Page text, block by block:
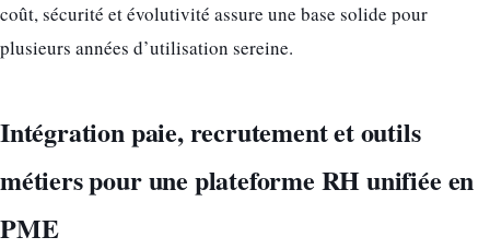
coût, sécurité et évolutivité assure une base solide pour
plusieurs années d’utilisation sereine.
Intégration paie, recrutement et outils
métiers pour une plateforme RH unifiée en
PME